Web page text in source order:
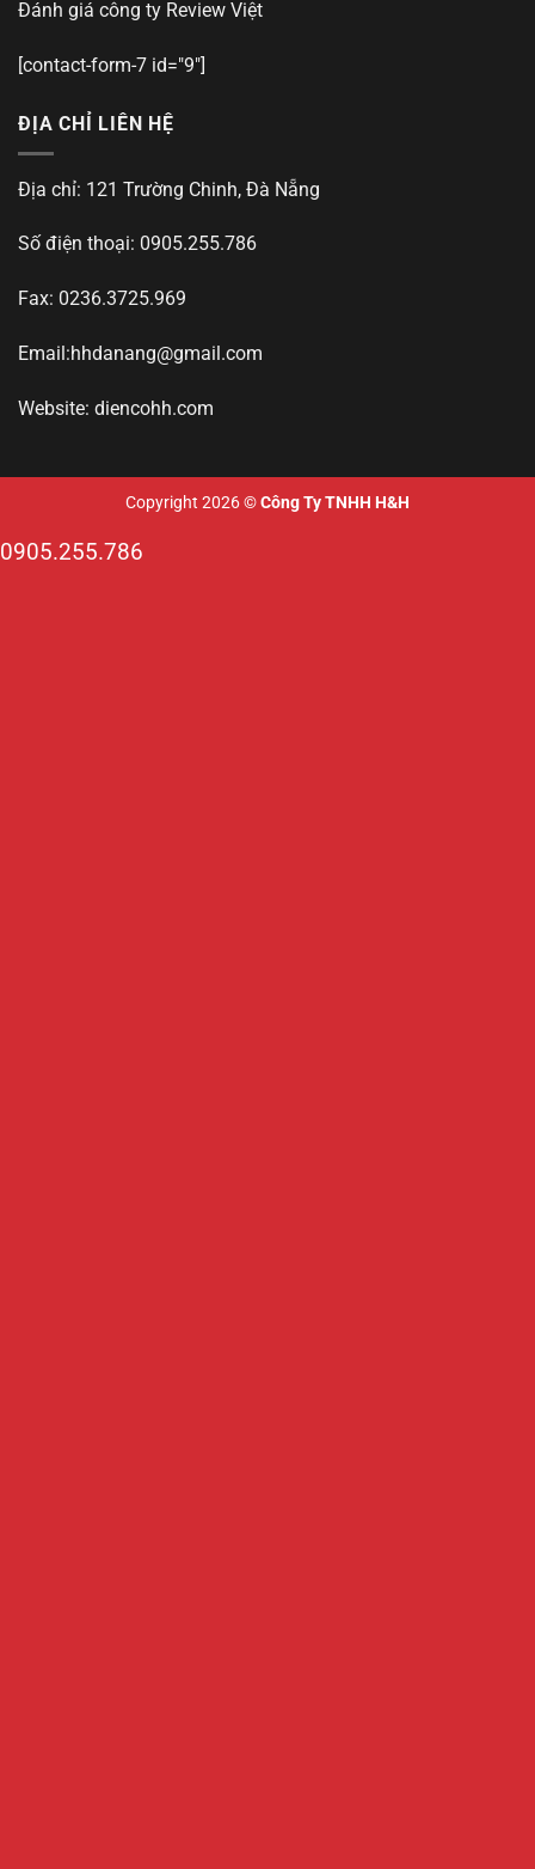
Đánh giá công ty Review Việt
[contact-form-7 id="9"]
ĐỊA CHỈ LIÊN HỆ
Địa chỉ: 121 Trường Chinh, Đà Nẵng
Số điện thoại: 0905.255.786
Fax: 0236.3725.969
Email:hhdanang@gmail.com
Website: diencohh.com
Copyright 2026 ©Công Ty TNHH H&H
0905.255.786